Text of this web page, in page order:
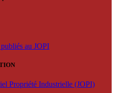
au JOPI
Propriété Industrielle (JOPI)